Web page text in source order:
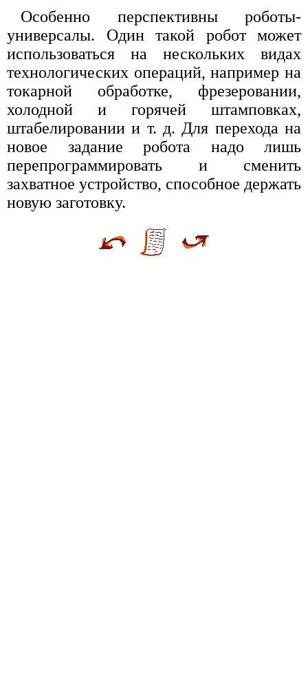
Особенно перспективны роботы-
универсалы. Один такой робот может
использоваться на нескольких видах
технологических операций, например на
токарной обработке, фрезеровании,
холодной и горячей штамповках,
штабелировании и т. д. Для перехода на
новое задание робота надо лишь
перепрограммировать и сменить
захватное устройство, способное держать
новую заготовку.